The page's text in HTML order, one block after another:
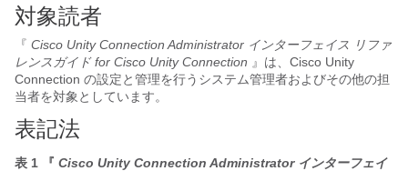
対象読者
『 Cisco Unity Connection Administrator インターフェイス リファ
レンスガイド for Cisco Unity Connection 』は、Cisco Unity
Connection の設定と管理を行うシステム管理者およびその他の担
当者を対象としています。
表記法
表 1 『 Cisco Unity Connection Administrator インターフェイ